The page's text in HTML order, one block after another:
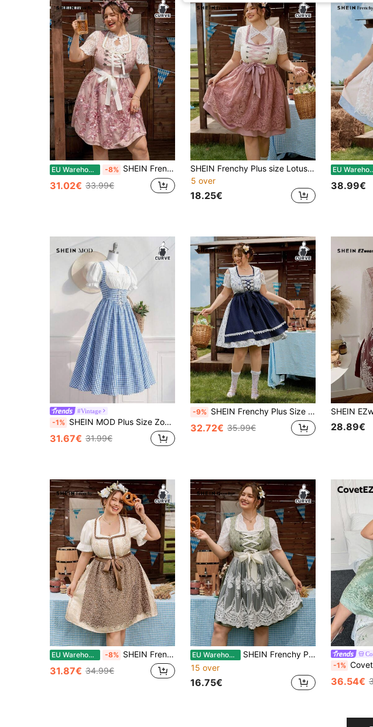
EU Warehouse -8% SHEIN Frenchy Plus-size traditionele kant patchwork jacquardstof A-lijn taille getailleerd vierkante halsjurk, geschikt voor Oktoberfest, Dirndl
31.02€ 33.99€
SHEIN Frenchy Plus size Lotusroze Oktoberfestjurk voor dames, contrasterende romantische traditionele jurk, geschikt voor Oktoberfest, kerk, volksfeest en Dirndl
5 over
18.25€
EU
38.99€
#Vintage
-1% SHEIN MOD Plus Size Zomer Retro Blauwe Geruite Patch Jurk Voor Vrouwen, Lente
31.67€ 31.99€
-9% SHEIN Frenchy Plus Size Duitse Oktoberfest Blauwe Bloemen Patchwork Kanten Taille Midi-jurk, Dirndl
32.72€ 35.99€ 28.89€
EU Warehouse -8% SHEIN Frenchy Franse plus size kleurblok tailleband elegante dirndl, Duits, Oktoberfest, traditionele jurk, dirndl
31.87€ 34.99€
EU Warehouse
SHEIN Frenchy Plus Size Elegante Vintage Luxe Kant Patchwork Getailleerde Taille Vierkante Hals A-Lijn Groene Jurk, Oktoberfest Dirndl Wit, Zomer, Jaren 20, Flowy, Herfst
15 over
16.75€
-1% CovetEZ Plus-size
36.54€